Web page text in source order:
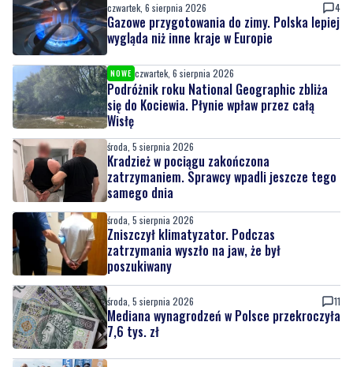
czwartek, 6 sierpnia 2026 4
Gazowe przygotowania do zimy. Polska lepiej
wygląda niż inne kraje w Europie
NOWE czwartek, 6 sierpnia 2026
Podróżnik roku National Geographic zbliża
się do Kociewia. Płynie wpław przez całą
Wisłę
środa, 5 sierpnia 2026
Kradzież w pociągu zakończona
zatrzymaniem. Sprawcy wpadli jeszcze tego
samego dnia
środa, 5 sierpnia 2026
Zniszczył klimatyzator. Podczas
zatrzymania wyszło na jaw, że był
poszukiwany
środa, 5 sierpnia 2026 11
Mediana wynagrodzeń w Polsce przekroczyła
7,6 tys. zł